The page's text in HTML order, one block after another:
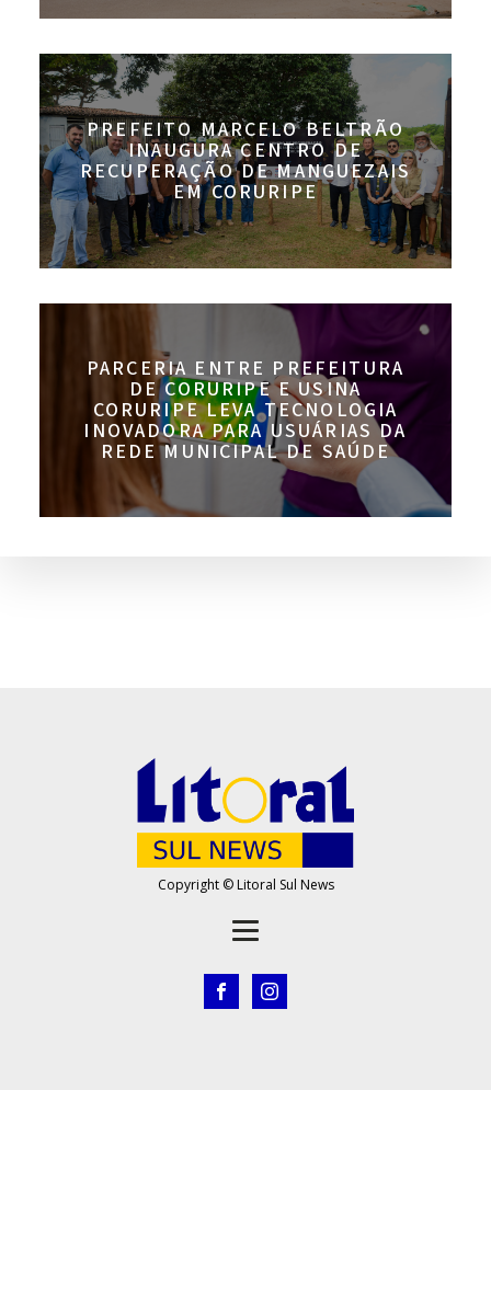
PREFEITO MARCELO BELTRÃO
INAUGURA CENTRO DE
RECUPERAÇÃO DE MANGUEZAIS
EM CORURIPE
PARCERIA ENTRE PREFEITURA
DE CORURIPE E USINA
CORURIPE LEVA TECNOLOGIA
INOVADORA PARA USUÁRIAS DA
REDE MUNICIPAL DE SAÚDE
Copyright © Litoral Sul News